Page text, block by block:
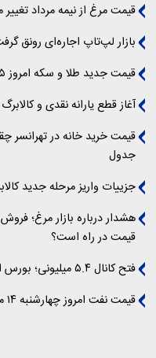
قیمت مرغ از نیمه مرداد
بازار لپ‌تاپ اجاره‌ای رونق
قیمت جدید طلا و سکه امروز ۱۵ مردادماه ۱۴۰۵
آغاز قطع یارانه نقدی و کالابرگ از
قیمت خرید خانه در تهرانسر
جدول
جزییات واریز مرحله جدید
قیمت در راه است؟
فتح کانال ۵.۴ میلیونی؛ بورس از سد مقاومت کلیدی عبور کرد
قیمت نفت امروز چهارشنبه ۱۴ مرداد ۱۴۰۵